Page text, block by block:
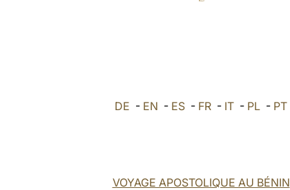
DE - EN - ES - FR - IT - PL - PT
VOYAGE APOSTOLIQUE AU BÉNIN